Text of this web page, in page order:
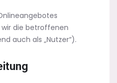
die betroffenen
auch als „Nutzer“).